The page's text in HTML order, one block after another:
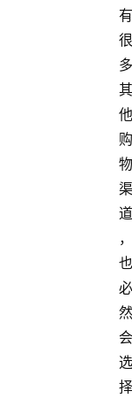
有
很
多
其
他
购
物
渠
道
，
也
必
然
会
选
择